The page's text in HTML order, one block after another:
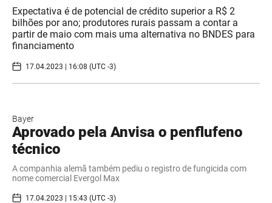
Expectativa é de potencial de crédito superior a R$ 2
bilhões por ano; produtores rurais passam a contar a
partir de maio com mais uma alternativa no BNDES para
financiamento
17.04.2023 | 16:08 (UTC -3)
Bayer
Aprovado pela Anvisa o penflufeno
técnico
A companhia alemã também pediu o registro de fungicida com
nome comercial Evergol Max
17.04.2023 | 15:43 (UTC -3)